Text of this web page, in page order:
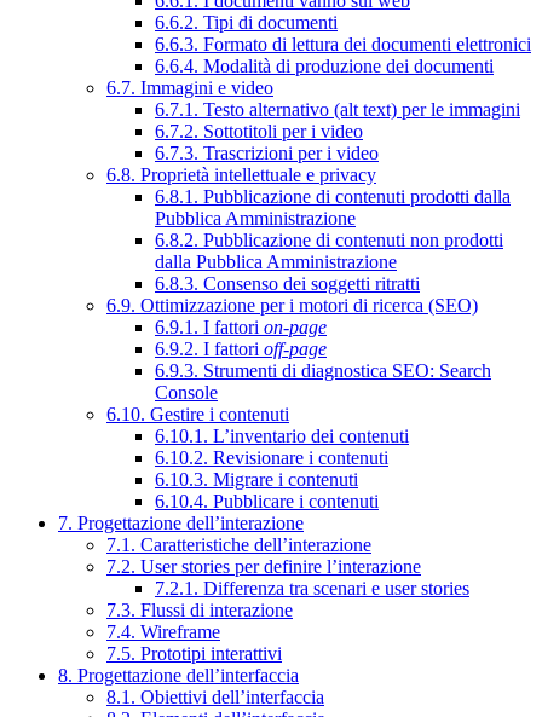
6.6.2. Tipi di documenti
6.6.3. Formato di lettura dei documenti elettronici
6.6.4. Modalità di produzione dei documenti
6.7. Immagini e video
6.7.1. Testo alternativo (alt text) per le immagini
6.7.2. Sottotitoli per i video
6.7.3. Trascrizioni per i video
6.8. Proprietà intellettuale e privacy
6.8.1. Pubblicazione di contenuti prodotti dalla
Pubblica Amministrazione
6.8.2. Pubblicazione di contenuti non prodotti
dalla Pubblica Amministrazione
6.8.3. Consenso dei soggetti ritratti
6.9. Ottimizzazione per i motori di ricerca (SEO)
6.9.1. I fattori on-page
6.9.2. I fattori off-page
6.9.3. Strumenti di diagnostica SEO: Search
Console
6.10. Gestire i contenuti
6.10.1. L’inventario dei contenuti
6.10.2. Revisionare i contenuti
6.10.3. Migrare i contenuti
6.10.4. Pubblicare i contenuti
7. Progettazione dell’interazione
7.1. Caratteristiche dell’interazione
7.2. User stories per definire l’interazione
7.2.1. Differenza tra scenari e user stories
7.3. Flussi di interazione
7.4. Wireframe
7.5. Prototipi interattivi
8. Progettazione dell’interfaccia
8.1. Obiettivi dell’interfaccia